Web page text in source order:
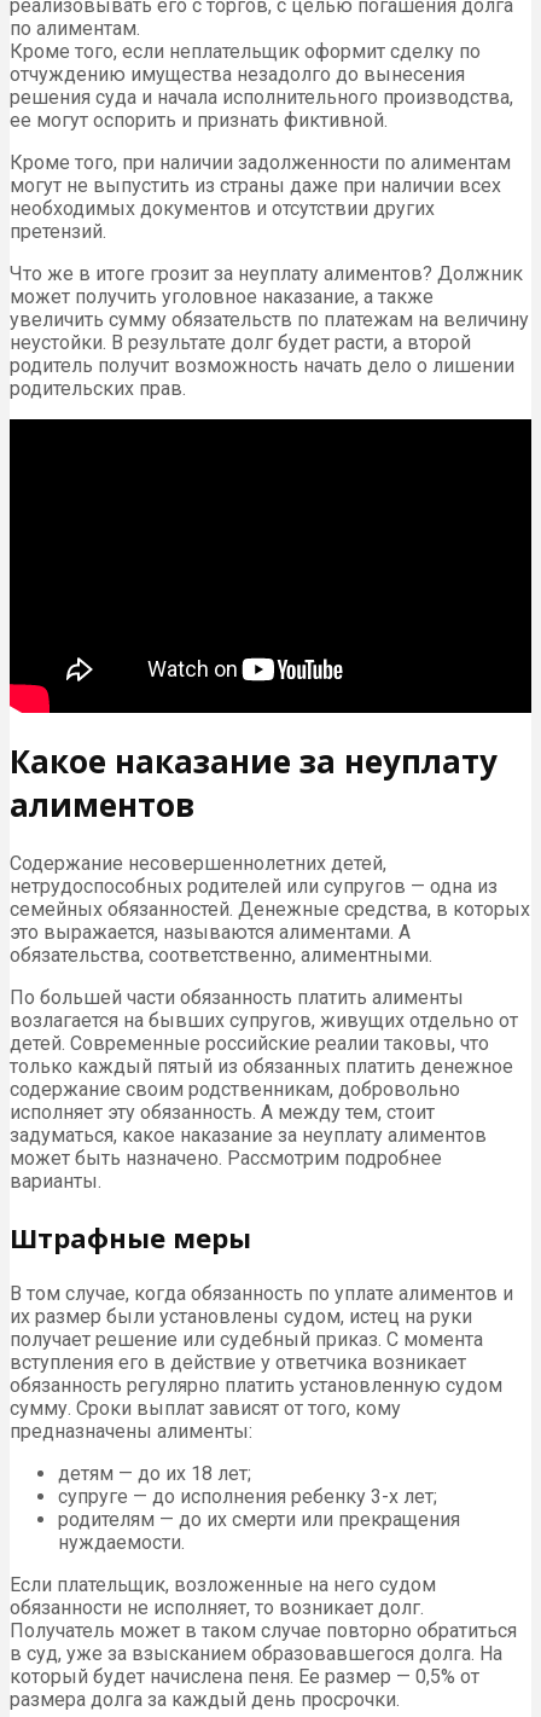
реализовывать его с торгов, с целью погашения долга
по алиментам.
Кроме того, если неплательщик оформит сделку по
отчуждению имущества незадолго до вынесения
решения суда и начала исполнительного производства,
ее могут оспорить и признать фиктивной.
Кроме того, при наличии задолженности по алиментам
могут не выпустить из страны даже при наличии всех
необходимых документов и отсутствии других
претензий.
Что же в итоге грозит за неуплату алиментов? Должник
может получить уголовное наказание, а также
увеличить сумму обязательств по платежам на величину
неустойки. В результате долг будет расти, а второй
родитель получит возможность начать дело о лишении
родительских прав.
Какое наказание за неуплату
алиментов
Содержание несовершеннолетних детей,
нетрудоспособных родителей или супругов — одна из
семейных обязанностей. Денежные средства, в которых
это выражается, называются алиментами. А
обязательства, соответственно, алиментными.
По большей части обязанность платить алименты
возлагается на бывших супругов, живущих отдельно от
детей. Современные российские реалии таковы, что
только каждый пятый из обязанных платить денежное
содержание своим родственникам, добровольно
исполняет эту обязанность. А между тем, стоит
задуматься, какое наказание за неуплату алиментов
может быть назначено. Рассмотрим подробнее
варианты.
Штрафные меры
В том случае, когда обязанность по уплате алиментов и
их размер были установлены судом, истец на руки
получает решение или судебный приказ. С момента
вступления его в действие у ответчика возникает
обязанность регулярно платить установленную судом
сумму. Сроки выплат зависят от того, кому
предназначены алименты:
детям — до их 18 лет;
супруге — до исполнения ребенку 3-х лет;
родителям — до их смерти или прекращения
нуждаемости.
Если плательщик, возложенные на него судом
обязанности не исполняет, то возникает долг.
Получатель может в таком случае повторно обратиться
в суд, уже за взысканием образовавшегося долга. На
который будет начислена пеня. Ее размер — 0,5% от
размера долга за каждый день просрочки.